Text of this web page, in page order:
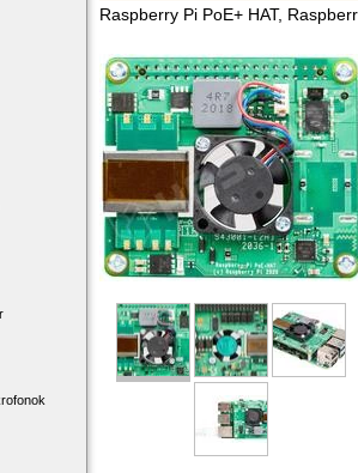
Raspberry Pi PoE+ HAT,